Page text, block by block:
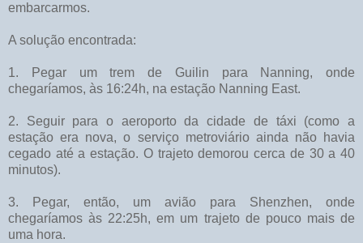
embarcarmos.
A solução encontrada:
1. Pegar um trem de Guilin para Nanning, onde
chegaríamos, às 16:24h, na estação Nanning East.
2. Seguir para o aeroporto da cidade de táxi (como a
estação era nova, o serviço metroviário ainda não havia
cegado até a estação. O trajeto demorou cerca de 30 a 40
minutos).
3. Pegar, então, um avião para Shenzhen, onde
chegaríamos às 22:25h, em um trajeto de pouco mais de
uma hora.